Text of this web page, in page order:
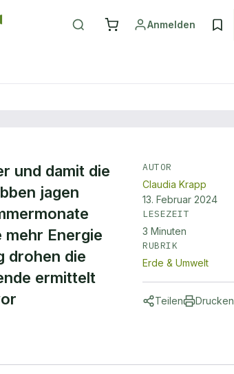
Anmelden
der
und damit die
jagen
Energie
drohen die
ermittelt
AUTOR
Claudia Krapp
13. Februar 2024
LESEZEIT
3 Minuten
RUBRIK
Erde & Umwelt
Teilen Drucken